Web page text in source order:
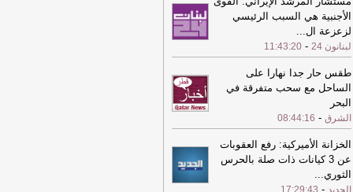
23:00
الأمم المتحدة تحذر من تأثير
على مستقبل أطفال السودان-
على مستقبل أطفال السودان-
22:56
(الفاو) تسجل ارتفاعا في أسعار
22:56
(الفاو) تسجل ارتفاعا في أسعار
بسبب زيادة أسعار المحاصيل-
الأجنبية هي السبب الرئيسي
لزعزعة ال...
لبنانون 24 -
11:43:20
طقس حار جدا نهارا على
الساحل مع سحب متفرقة في
البحر
الشرق -
08:44:16
الخزانة الأميركية: رفع العقوبات
عن 3 كيانات ذات صلة بالحرس
الثوري...
الجديد -
17:29:43